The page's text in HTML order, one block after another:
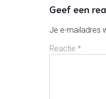
Geef een
Je e-mailadres
Reactie *